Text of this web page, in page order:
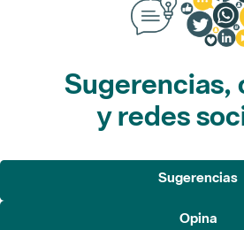
Sugerencias,
y redes
Sugerencias